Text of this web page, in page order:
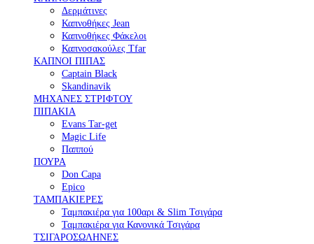
Δερμάτινες
Καπνοθήκες Jean
Καπνοθήκες Φάκελοι
Καπνοσακούλες Tfar
ΚΑΠΝΟΙ ΠΙΠΑΣ
Captain Black
Skandinavik
ΜΗΧΑΝΕΣ ΣΤΡΙΦΤΟΥ
ΠΙΠΑΚΙΑ
Evans Tar-get
Magic Life
Παππού
ΠΟΥΡΑ
Don Capa
Epico
ΤΑΜΠΑΚΙΕΡΕΣ
Ταμπακιέρα για 100αρι & Slim Τσιγάρα
Ταμπακιέρα για Κανονικά Τσιγάρα
ΤΣΙΓΑΡΟΣΩΛΗΝΕΣ